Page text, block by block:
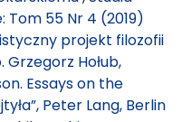
Tom 55 Nr 4 (2019)
projekt filozofii
Hołub,
Essays on the
Peter Lang, Berlin